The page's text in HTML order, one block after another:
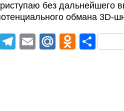
без дальнейшего
обмана 3D-
LinkedIn
Telegram
EmailMail.Ru